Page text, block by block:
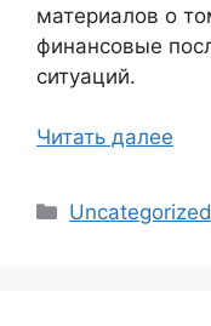
материалов о
финансовые
ситуаций.
Читать далее
Рубрики
Uncategorized